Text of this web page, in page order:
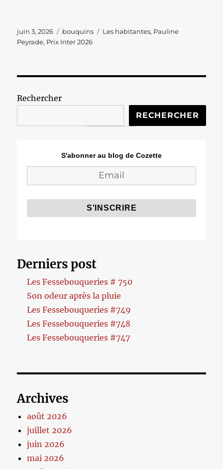
Publié
le
juin 3, 2026 Catégories
bouquins Étiquettes
Les habitantes, Pauline
Peyrade, Prix Inter 2026
Rechercher
RECHERCHER
S'abonner au blog de Cozette
Derniers post
Les Fessebouqueries # 750
Son odeur après la pluie
Les Fessebouqueries #749
Les Fessebouqueries #748
Les Fessebouqueries #747
Archives
août 2026
juillet 2026
juin 2026
mai 2026